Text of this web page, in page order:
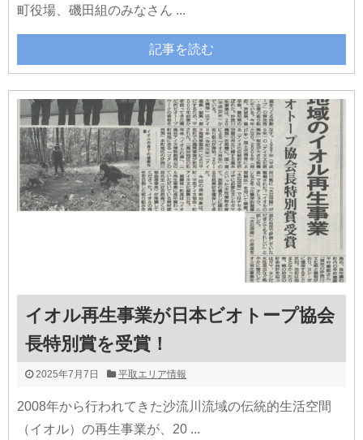
町役場、磯田組のみなさん ...
記事を読む
イオル再生事業が日本ビオトープ協会
長特別賞を受賞！
2025年7月7日 平取エリア情報
2008年から行われてきた沙流川流域の伝統的生活空間
（イオル）の再生事業が、20 ...